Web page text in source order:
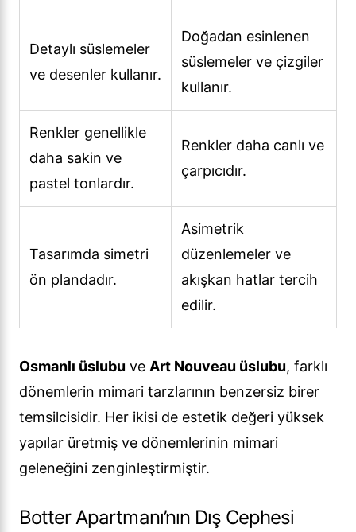
Detaylı süslemeler
ve desenler kullanır.
Doğadan esinlenen
süslemeler ve çizgiler
kullanır.
Renkler genellikle
daha sakin ve
pastel tonlardır.
Renkler daha canlı ve
çarpıcıdır.
Tasarımda simetri
ön plandadır.
Asimetrik
düzenlemeler ve
akışkan hatlar tercih
edilir.
Osmanlı üslubu ve Art Nouveau üslubu, farklı
dönemlerin mimari tarzlarının benzersiz birer
temsilcisidir. Her ikisi de estetik değeri yüksek
yapılar üretmiş ve dönemlerinin mimari
geleneğini zenginleştirmiştir.
Botter Apartmanı’nın Dış Cephesi